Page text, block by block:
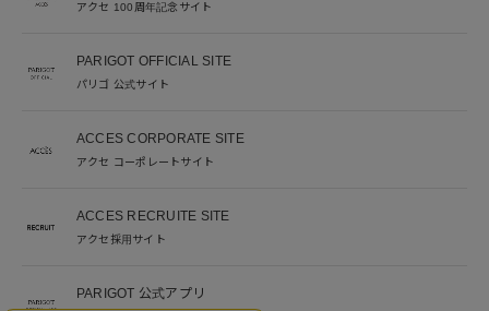
アクセ 100周年記念サイト
PARIGOT OFFICIAL SITE
パリゴ 公式サイト
ACCES CORPORATE SITE
アクセ コーポレートサイト
ACCES RECRUITE SITE
アクセ採用サイト
PARIGOT 公式アプリ